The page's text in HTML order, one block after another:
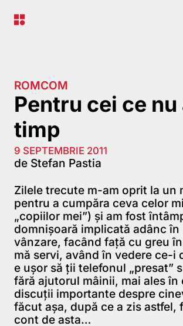
ROMCOM
Pentru cei ce nu
timp
9 SEPTEMBRIE 2011
de Stefan Pastia
Zilele trecute m-am oprit la un
pentru a cumpăra ceva celor
„copiilor mei”) şi am fost
domnişoară implicată adânc
vânzare, facând faţă cu greu
mă servi, având în vedere ce-i
e uşor să ţii telefonul „presat”
fără ajutorul mâinii, mai ales în
discuţii importante despre
făcut aşa, după ce a zis astfel,
cont de asta…